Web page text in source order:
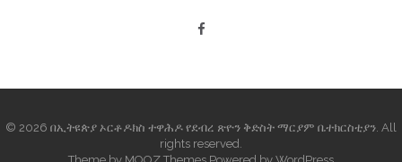
© 2026 በኢትዩጵያ ኦርቶዶክስ ተዋሕዶ የደብረ ጽዮን ቅድስት ማርያም ቤተክርስቲያን. All
rights reserved.